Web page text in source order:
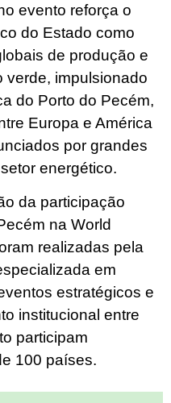
evento reforça o
do Estado como
de produção e
verde, impulsionado
do Porto do Pecém,
Europa e América
por grandes
energético.
da participação
na World
realizadas pela
em
estratégicos e
institucional entre
participam
100 países.